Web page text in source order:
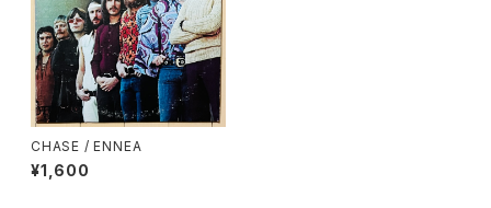
CHASE / ENNEA
¥1,600